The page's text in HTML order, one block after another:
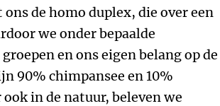
de homo duplex, die over een
we onder bepaalde
en ons eigen belang op de
90% chimpansee en 10%
in de natuur, beleven we